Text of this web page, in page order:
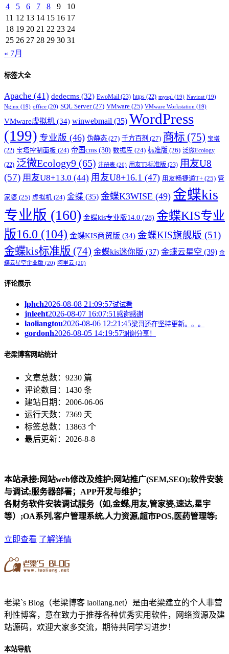
4
5 6 7 8 9
10
11 12 13 14 15 16 17
18 19 20 21 22 23 24
25 26 27 28 29 30 31
« 7月
标签大全
Apache (41) dedecms (32) EwoMail (23) https (22) mysql (19) Navicat (19)
Nginx (19) office (20) SQL Server(27) VMware (25) VMware Workstation (19)
VMware虚拟机 (34) winwebmail (35) WordPress
(199) 专业版 (46) 伪静态 (27) 千方百剂 (27) 商标 (75) 宝塔
(22) 宝塔控制面板 (24) 帝国cms (30) 数据库 (24) 标准版 (26) 泛微Ecology
(22) 泛微Ecology9 (65) 注册表 (20) 用友T3标准版 (23) 用友U8
(57) 用友U8+13.0 (44) 用友U8+16.1 (47) 用友畅捷通T+ (25) 管
家婆 (25) 虚拟机 (24) 金蝶 (35) 金蝶K3WISE (49) 金蝶kis
专业版 (160) 金蝶kis专业版14.0 (28) 金蝶KIS专业
版16.0 (104) 金蝶KIS商贸版 (34) 金蝶KIS旗舰版 (51)
金蝶kis标准版 (74) 金蝶kis迷你版 (37) 金蝶云星空 (39) 金
蝶云星空企业版 (20) 阿里云 (20)
评论展示
lphch2026-08-08 21:09:57试试看
jnleeht2026-08-07 16:07:51 感谢感谢
laoliangtou2026-08-06 12:21:45梁哥还在坚持更新。。。
gordonh2026-08-05 14:19:57谢谢分享！
老梁博客网站统计
文章总数：9230 篇
评论数目：1430 条
建站日期：2006-06-06
运行天数：7369 天
标签总数：13863 个
最后更新：2026-8-8
本站承接:网站web修改及维护;网站推广(SEM,SEO);软件安装
与调试;服务器部署；APP开发与维护；
各财务软件安装调试服务（如,金蝶,用友,管家婆,速达,星宇
等）;OA系列,客户管理系统,人力资源,超市POS,医药管理等;
立即查看 了解详情
老梁`s Blog（老梁博客 laoliang.net）是由老梁建立的个人非营
利性博客，意在致力于推荐各种优秀实用软件，网络资源及建
站源码，欢迎大家多交流，期待共同学习进步！
本站导航